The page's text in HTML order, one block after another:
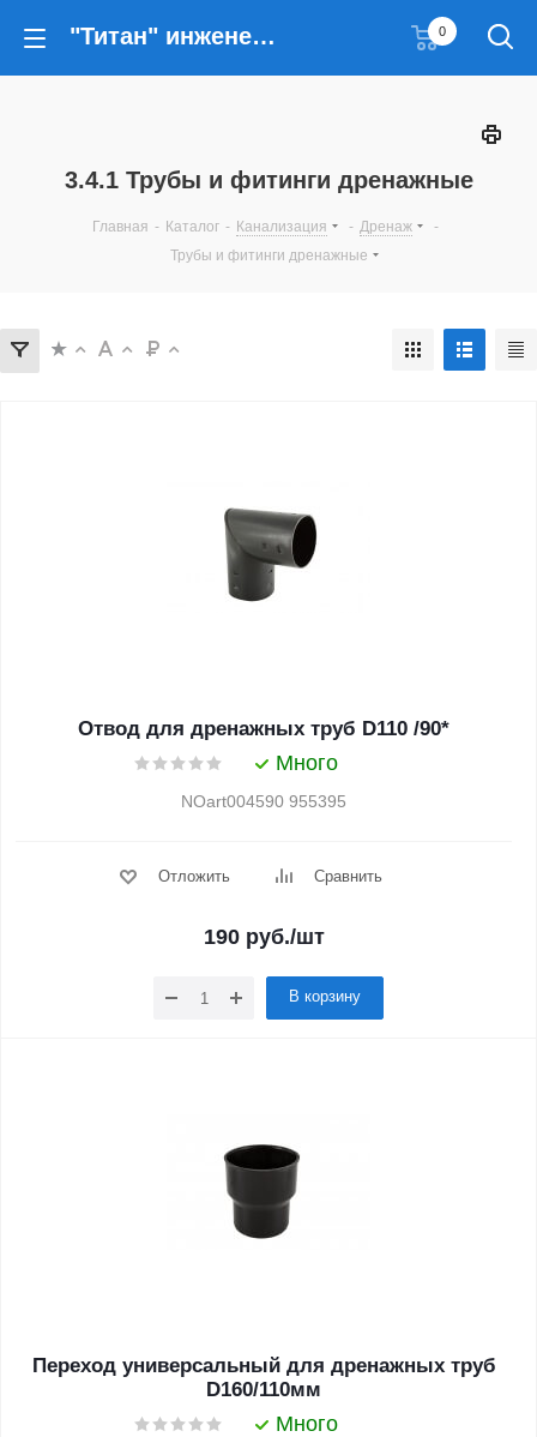
"Титан" инженерные решения 0
3.4.1 Трубы и фитинги дренажные
Главная - Каталог - Канализация - Дренаж
-
Трубы и фитинги дренажные
Отвод для дренажных труб D110 /90*
Много
NOart004590 955395
Отложить Сравнить
190 руб./шт
В корзину
Переход универсальный для дренажных труб
D160/110мм
Много